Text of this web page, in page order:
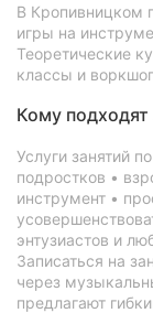
В Кропивницком
игры на
Теоретические
классы и
Кому подходят
Услуги занятий
подростков •
инструмент •
энтузиастов и
Записаться на
через
предлагают